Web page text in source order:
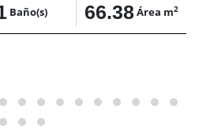
Baño(s) 66.38Área m2